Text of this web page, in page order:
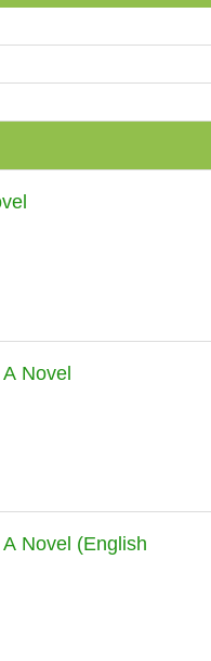
Novel
Novel (English